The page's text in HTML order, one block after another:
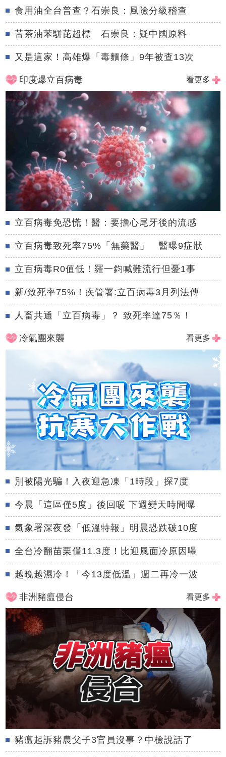
食用油全台普查？石崇良：風險分級稽查
苦茶油苯駢芘超標 石崇良：疑中國原料
又是這家！高雄爆「毒麵條」9年被查13次
印度爆立百病毒 看更多
立百病毒免恐慌！醫：要擔心尾牙後的流感
立百病毒致死率75%「無藥醫」 醫曝9症狀
立百病毒R0值低！羅一鈞喊難流行但憂1事
新/致死率75%！疾管署:立百病毒3月列法傳
人畜共通「立百病毒」？ 致死率達75％！
冷氣團來襲 看更多
別被陽光騙！入夜迎急凍「1時段」探7度
今晨「這區僅5度」後回暖 下週變天時間曝
氣象署深夜發「低溫特報」明晨恐跌破10度
全台冷翻苗栗僅11.3度！比迎風面冷原因曝
越晚越濕冷！「今13度低溫」週二再冷一波
非洲豬瘟侵台 看更多
豬瘟起訴豬農父子3官員沒事？中檢說話了